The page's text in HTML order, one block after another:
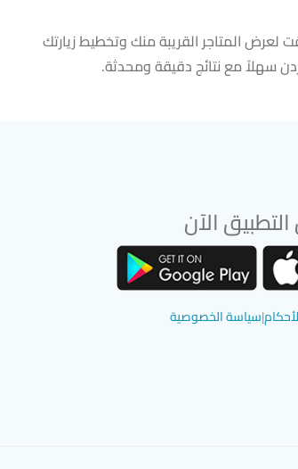
لعرض المتاجر القريبة منك وتخطيط زيارتك
سهلاً مع نتائج دقيقة ومحدثة.
الآن
|سياسة الخصوصية